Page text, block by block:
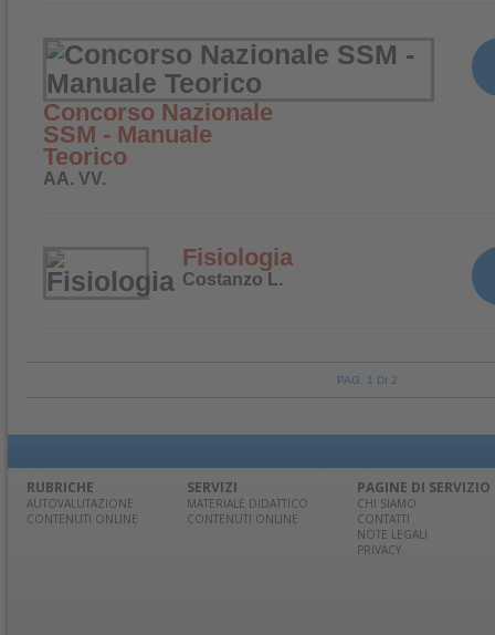
Concorso Nazionale
SSM - Manuale
Teorico
AA. VV.
Fisiologia
Costanzo L.
PAG. 1 DI 2
RUBRICHE
AUTOVALUTAZIONE
CONTENUTI ONLINE
SERVIZI
MATERIALE DIDATTICO
CONTENUTI ONLINE
PAGINE DI SERVIZIO
CHI SIAMO
CONTATTI
NOTE LEGALI
PRIVACY